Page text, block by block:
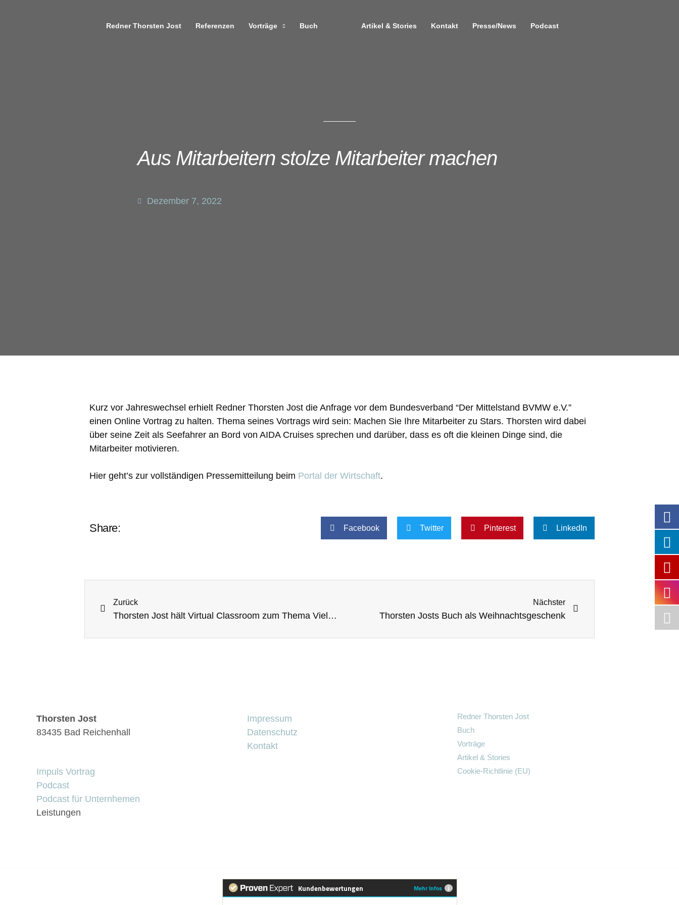
Redner Thorsten Jost Referenzen Vorträge Buch Artikel & Stories Kontakt Presse/News Podcast
Aus Mitarbeitern stolze Mitarbeiter machen
Dezember 7, 2022
Kurz vor Jahreswechsel erhielt Redner Thorsten Jost die Anfrage vor dem Bundesverband “Der Mittelstand BVMW e.V.”
einen Online Vortrag zu halten. Thema seines Vortrags wird sein: Machen Sie Ihre Mitarbeiter zu Stars. Thorsten wird dabei
über seine Zeit als Seefahrer an Bord von AIDA Cruises sprechen und darüber, dass es oft die kleinen Dinge sind, die
Mitarbeiter motivieren.
Hier geht’s zur vollständigen Pressemitteilung beim Portal der Wirtschaft.
Share: Facebook Twitter Pinterest LinkedIn
Zurück
Thorsten Jost hält Virtual Classroom zum Thema Vielfalt
Nächster
Thorsten Josts Buch als Weihnachtsgeschenk
Thorsten Jost
83435 Bad Reichenhall
Impuls Vortrag
Podcast
Podcast für Unternhemen
Leistungen
Impressum
Datenschutz
Kontakt
Redner Thorsten Jost
Buch
Vorträge
Artikel & Stories
Cookie-Richtlinie (EU)